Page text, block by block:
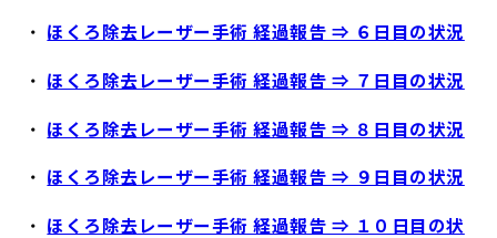
・ ほくろ除去レーザー手術 経過報告 ⇒ ６日目の状況
・ ほくろ除去レーザー手術 経過報告 ⇒ ７日目の状況
・ ほくろ除去レーザー手術 経過報告 ⇒ ８日目の状況
・ ほくろ除去レーザー手術 経過報告 ⇒ ９日目の状況
・ ほくろ除去レーザー手術 経過報告 ⇒ １０日目の状